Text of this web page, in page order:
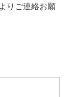
りご連絡お願